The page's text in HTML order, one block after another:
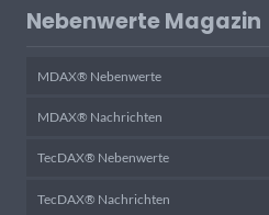
Nebenwerte Magazin
MDAX® Nebenwerte
MDAX® Nachrichten
TecDAX® Nebenwerte
TecDAX® Nachrichten